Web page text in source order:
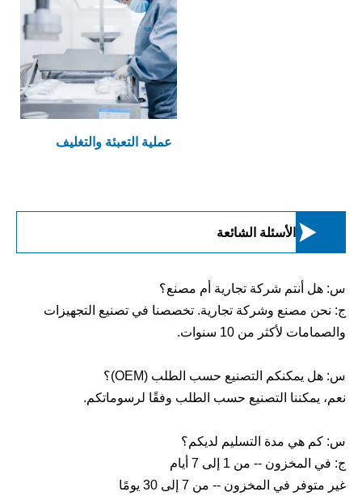
عملية التعبئة والتغليف
 الأسئلة الشائعة
س: هل أنتم شركة تجارية أم مصنع؟
ج: نحن مصنع وشركة تجارية. تخصصنا في تصنيع التجهيزات
والصمامات لأكثر من 10 سنوات.
س: هل يمكنكم التصنيع حسب الطلب (OEM)؟
نعم، يمكننا التصنيع حسب الطلب وفقًا لرسوماتكم.
س: كم هي مدة التسليم لديكم؟
ج: في المخزون -- من 1 إلى 7 أيام
غير متوفر في المخزون -- من 7 إلى 30 يومًا